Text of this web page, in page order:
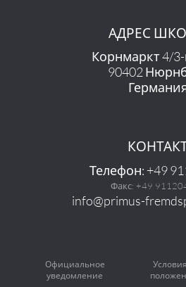
АДРЕС
Корнмаркт 4/
90402
Телефон: +49
Факс: +49
info@primus-
Официальное
уведомление